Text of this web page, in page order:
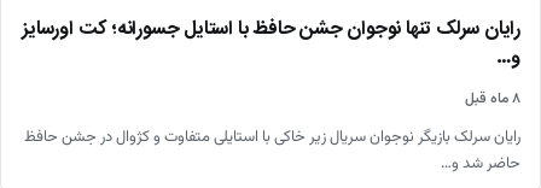
رایان سرلک تنها نوجوان جشن حافظ با استایل جسورانه؛ کت اورسایز
و…
۸ ماه قبل
رایان سرلک بازیگر نوجوان سریال زیر خاکی با استایلی متفاوت و کژوال در جشن حافظ
حاضر شد و…